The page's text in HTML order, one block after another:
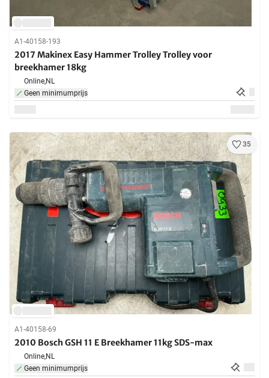
A1-40158-193
2017 Makinex Easy Hammer Trolley Trolley voor
breekhamer 18kg
Online,NL
Geen minimumprijs
35
A1-40158-69
2010 Bosch GSH 11 E Breekhamer 11kg SDS-max
Online,NL
Geen minimumprijs